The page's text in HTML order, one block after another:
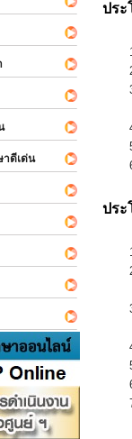
ดีเด่น
ประ
ประ